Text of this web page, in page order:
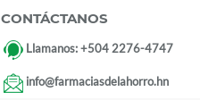
CONTÁCTANOS
Llamanos:+504 2276-4747
info@farmaciasdelahorro.hn